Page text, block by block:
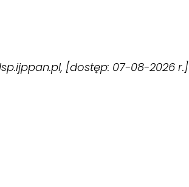
[dostęp: 07-08-2026 r.]